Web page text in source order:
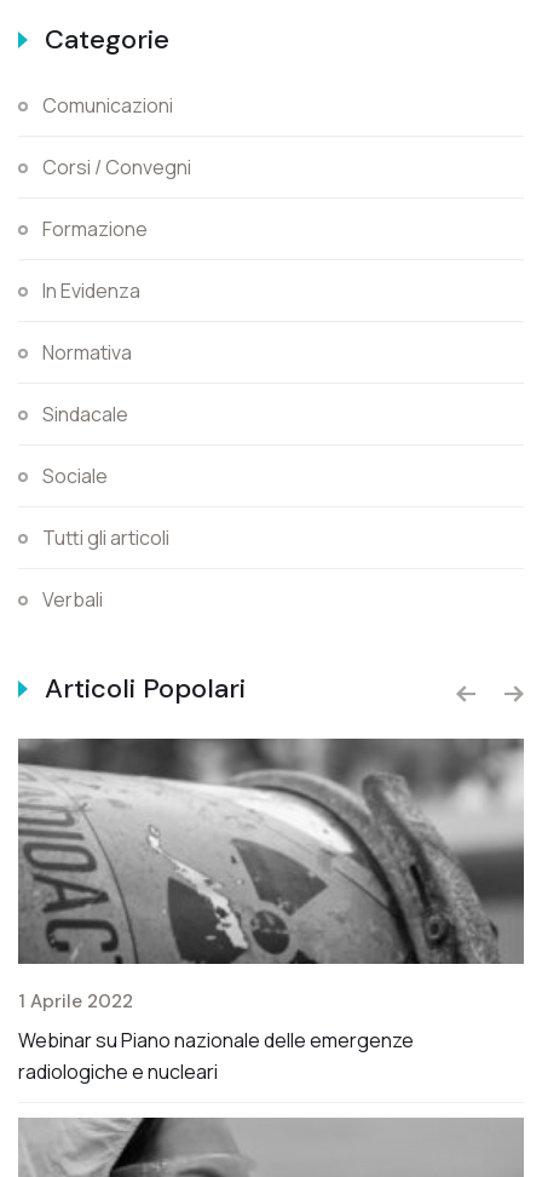
Categorie
Comunicazioni
Corsi / Convegni
Formazione
In Evidenza
Normativa
Sindacale
Sociale
Tutti gli articoli
Verbali
Articoli Popolari
1 Aprile 2022
Webinar su Piano nazionale delle emergenze
radiologiche e nucleari